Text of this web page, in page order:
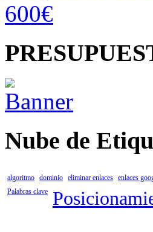
600€
Nube de
algoritmo dominio eliminar enlaces enlaces
Palabras clave